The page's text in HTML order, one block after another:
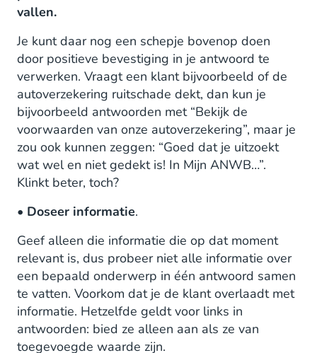
vallen.
Je kunt daar nog een schepje bovenop doen
door positieve bevestiging in je antwoord te
verwerken. Vraagt een klant bijvoorbeeld of de
autoverzekering ruitschade dekt, dan kun je
bijvoorbeeld antwoorden met “Bekijk de
voorwaarden van onze autoverzekering”, maar je
zou ook kunnen zeggen: “Goed dat je uitzoekt
wat wel en niet gedekt is! In Mijn ANWB…”.
Klinkt beter, toch?
• Doseer informatie.
Geef alleen die informatie die op dat moment
relevant is, dus probeer niet alle informatie over
een bepaald onderwerp in één antwoord samen
te vatten. Voorkom dat je de klant overlaadt met
informatie. Hetzelfde geldt voor links in
antwoorden: bied ze alleen aan als ze van
toegevoegde waarde zijn.